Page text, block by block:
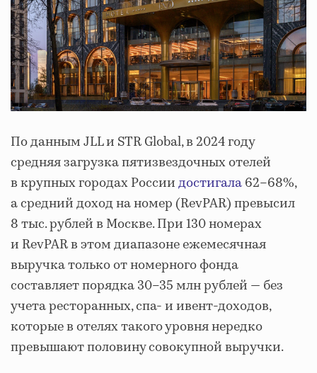
По данным JLL и STR Global, в 2024 году
средняя загрузка пятизвездочных отелей
в крупных городах Россиидостигала62–68%,
а средний доход на номер (RevPAR) превысил
8 тыс. рублей в Москве. При 130 номерах
и RevPAR в этом диапазоне ежемесячная
выручка только от номерного фонда
составляет порядка 30–35 млн рублей — без
учета ресторанных, спа- и ивент-доходов,
которые в отелях такого уровня нередко
превышают половину совокупной выручки.